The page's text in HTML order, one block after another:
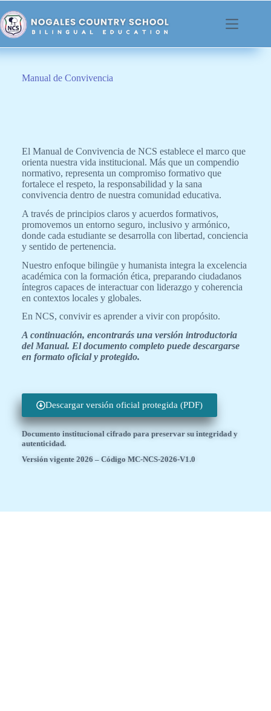
Manual de Convivencia
El Manual de Convivencia de NCS establece el marco que
orienta nuestra vida institucional. Más que un compendio
normativo, representa un compromiso formativo que
fortalece el respeto, la responsabilidad y la sana
convivencia dentro de nuestra comunidad educativa.
A través de principios claros y acuerdos formativos,
promovemos un entorno seguro, inclusivo y armónico,
donde cada estudiante se desarrolla con libertad, conciencia
y sentido de pertenencia.
Nuestro enfoque bilingüe y humanista integra la excelencia
académica con la formación ética, preparando ciudadanos
íntegros capaces de interactuar con liderazgo y coherencia
en contextos locales y globales.
En NCS, convivir es aprender a vivir con propósito.
A continuación, encontrarás una versión introductoria
del Manual. El documento completo puede descargarse
en formato oficial y protegido.
Descargar versión oficial protegida (PDF)
Documento institucional cifrado para preservar su integridad y
autenticidad.
Versión vigente 2026 – Código MC-NCS-2026-V1.0